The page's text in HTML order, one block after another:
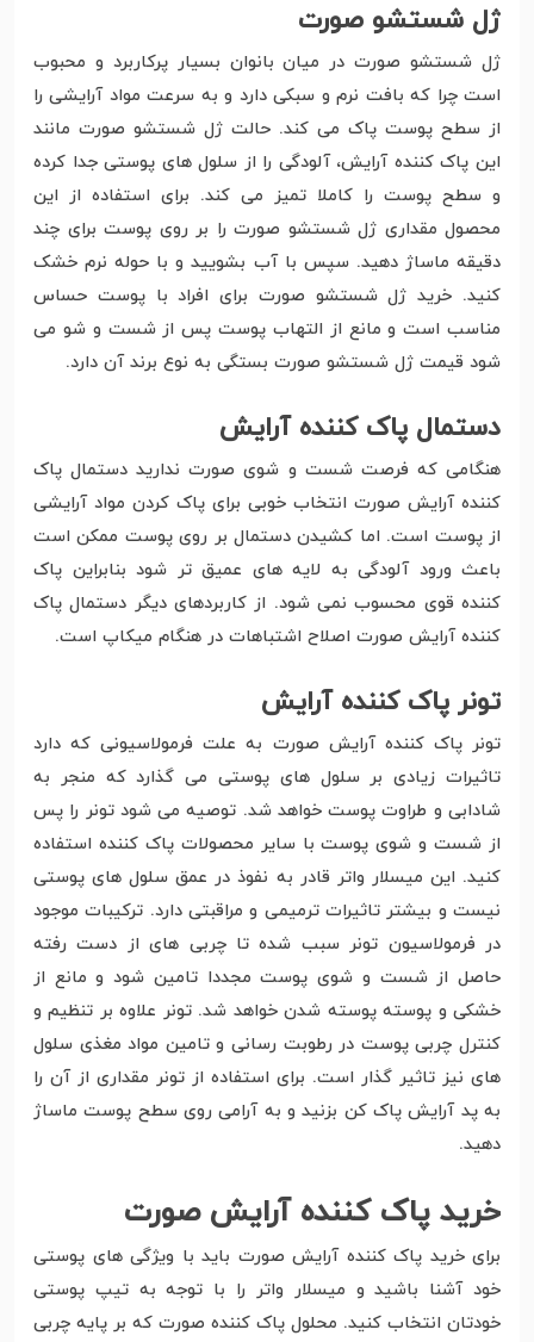
ژل شستشو صورت
ژل شستشو صورت در میان بانوان بسیار پرکاربرد و محبوب
است چرا که بافت نرم و سبکی دارد و به سرعت مواد آرایشی را
از سطح پوست پاک می کند. حالت ژل شستشو صورت مانند
این پاک کننده آرایش، آلودگی را از سلول های پوستی جدا کرده
و سطح پوست را کاملا تمیز می کند. برای استفاده از این
محصول مقداری ژل شستشو صورت را بر روی پوست برای چند
دقیقه ماساژ دهید. سپس با آب بشویید و با حوله نرم خشک
کنید. خرید ژل شستشو صورت برای افراد با پوست حساس
مناسب است و مانع از التهاب پوست پس از شست و شو می
شود قیمت ژل شستشو صورت بستگی به نوع برند آن دارد.
دستمال پاک کننده آرایش
هنگامی که فرصت شست و شوی صورت ندارید دستمال پاک
کننده آرایش صورت انتخاب خوبی برای پاک کردن مواد آرایشی
از پوست است. اما کشیدن دستمال بر روی پوست ممکن است
باعث ورود آلودگی به لایه های عمیق تر شود بنابراین پاک
کننده قوی محسوب نمی شود. از کاربردهای دیگر دستمال پاک
کننده آرایش صورت اصلاح اشتباهات در هنگام میکاپ است.
تونر پاک کننده آرایش
تونر پاک کننده آرایش صورت به علت فرمولاسیونی که دارد
تاثیرات زیادی بر سلول های پوستی می گذارد که منجر به
شادابی و طراوت پوست خواهد شد. توصیه می شود تونر را پس
از شست و شوی پوست با سایر محصولات پاک کننده استفاده
کنید. این میسلار واتر قادر به نفوذ در عمق سلول های پوستی
نیست و بیشتر تاثیرات ترمیمی و مراقبتی دارد. ترکیبات موجود
در فرمولاسیون تونر سبب شده تا چربی های از دست رفته
حاصل از شست و شوی پوست مجددا تامین شود و مانع از
خشکی و پوسته پوسته شدن خواهد شد. تونر علاوه بر تنظیم و
کنترل چربی پوست در رطوبت رسانی و تامین مواد مغذی سلول
های نیز تاثیر گذار است. برای استفاده از تونر مقداری از آن را
به پد آرایش پاک کن بزنید و به آرامی روی سطح پوست ماساژ
دهید.
خرید پاک کننده آرایش صورت
برای خرید پاک کننده آرایش صورت باید با ویژگی های پوستی
خود آشنا باشید و میسلار واتر را با توجه به تیپ پوستی
خودتان انتخاب کنید. محلول پاک کننده صورت که بر پایه چربی